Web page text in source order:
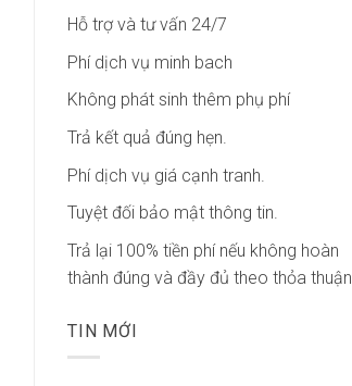
Hỗ trợ và tư vấn 24/7
Phí dịch vụ minh bach
Không phát sinh thêm phụ phí
Trả kết quả đúng hẹn.
Phí dịch vụ giá cạnh tranh.
Tuyệt đối bảo mật thông tin.
Trả lại 100% tiền phí nếu không hoàn
thành đúng và đầy đủ theo thỏa thuận.
TIN MỚI